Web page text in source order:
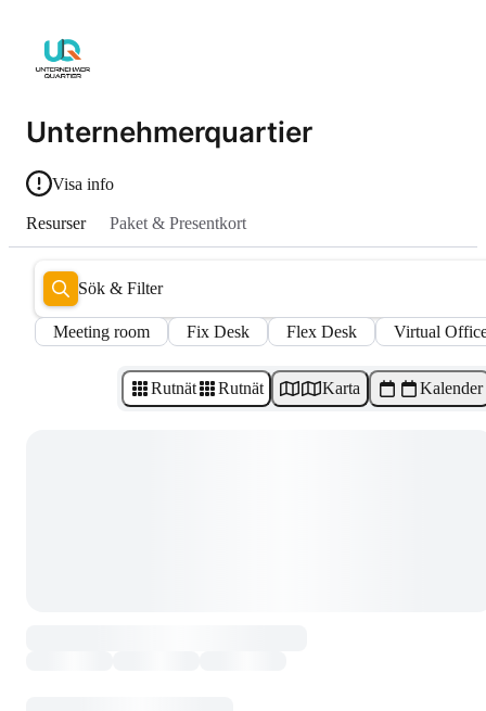
Unternehmerquartier
Visa info
Resurser Paket & Presentkort
Sök & Filter
Meeting room Fix Desk Flex Desk Virtual
Rutnät Rutnät Karta Kalender